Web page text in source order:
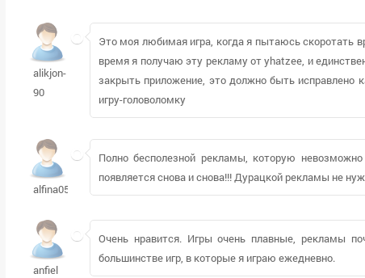
alikjon-
90
Это моя любимая игра, когда я пытаюсь скоротать
время я получаю эту рекламу от yhatzee, и
закрыть приложение, это должно быть исправлено
игру-головоломку
alfina05f
Полно бесполезной рекламы, которую
появляется снова и снова!!! Дурацкой рекламы не
anfiel
Очень нравится. Игры очень плавные, рекламы
большинстве игр, в которые я играю ежедневно.